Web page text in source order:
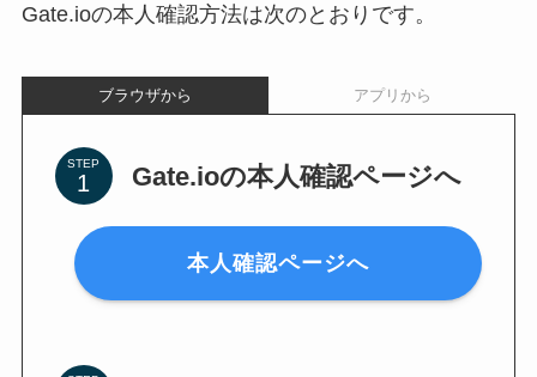
Gate.ioの本人確認方法は次のとおりです。
ブラウザから アプリから
STEP Gate.ioの本人確認ページへ
本人確認ページへ